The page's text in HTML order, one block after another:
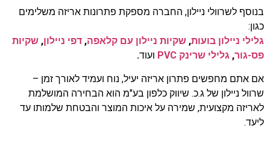
בנוסף לשרוולי ניילון, החברה מספקת פתרונות אריזה משלימים
כגון:
גלילי ניילון בועות, שקיות ניילון עם קלאפה, דפי ניילון, שקיות
פס-גור, גלילי שרינק PVC ועוד.
אם אתם מחפשים פתרון אריזה יעיל, נוח ועמיד לאורך זמן –
שרוול ניילון של ג.כ. שיווק כלפון בע"מ הוא הבחירה המושלמת
לאריזה מקצועית, שמירה על איכות המוצר והבטחת שלמותו עד
ליעד.